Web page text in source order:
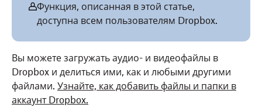
Функция, описанная в этой статье,
доступна всем пользователям Dropbox.
Вы можете загружать аудио- и видеофайлы в
Dropbox и делиться ими, как и любыми другими
файлами. Узнайте, как добавить файлы и папки в
аккаунт Dropbox.